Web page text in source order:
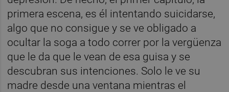
primera escena, es él intentando suicidarse,
algo que no consigue y se ve obligado a
ocultar la soga a todo correr por la vergüenza
que le da que le vean de esa guisa y se
descubran sus intenciones. Solo le ve su
madre desde una ventana mientras el